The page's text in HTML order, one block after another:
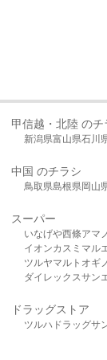
甲信越・北陸 のチ
新潟県富山県石川
中国 のチラシ
鳥取県島根県岡山
スーパー
いなげや西條アマ
イオンカスミ マル
ツルヤマルト オギ
ダイレックスサン
ドラッグストア
ツルハドラッグサ